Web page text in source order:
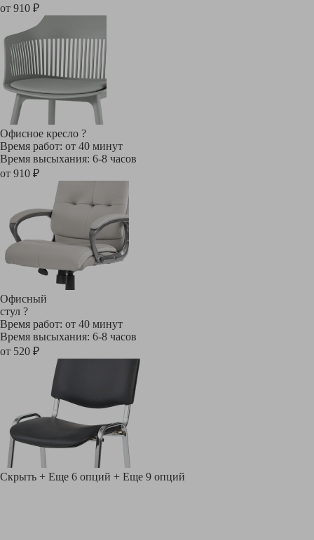
от 910 ₽
Офисное кресло ?
Время работ: от 40 минут
Время высыхания: 6-8 часов
от 910 ₽
Офисный
стул ?
Время работ: от 40 минут
Время высыхания: 6-8 часов
от 520 ₽
Скрыть + Еще 6 опций + Еще 9 опций